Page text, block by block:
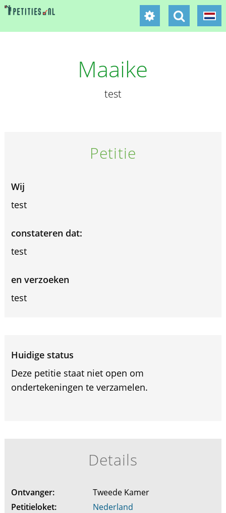
Maaike
test
Petitie
Wij
test
constateren dat:
test
en verzoeken
test
Huidige status
Deze petitie staat niet open om
ondertekeningen te verzamelen.
Details
Ontvanger:
Tweede Kamer
Petitieloket:
Nederland